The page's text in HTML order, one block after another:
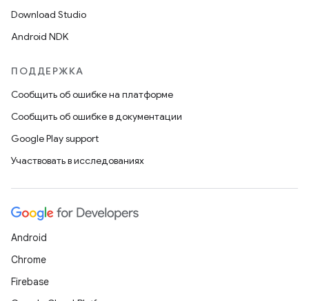
Download Studio
Android NDK
ПОДДЕРЖКА
Сообщить об ошибке на платформе
Сообщить об ошибке в документации
Google Play support
Участвовать в исследованиях
Android
Chrome
Firebase